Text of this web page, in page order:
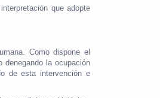
que adopte
Como dispone el
la ocupación
de esta intervención e